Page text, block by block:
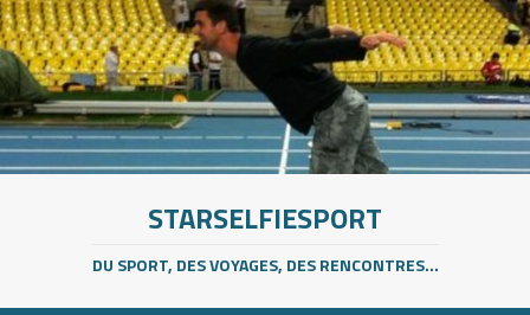
STARSELFIESPORT
DU SPORT, DES VOYAGES, DES RENCONTRES...